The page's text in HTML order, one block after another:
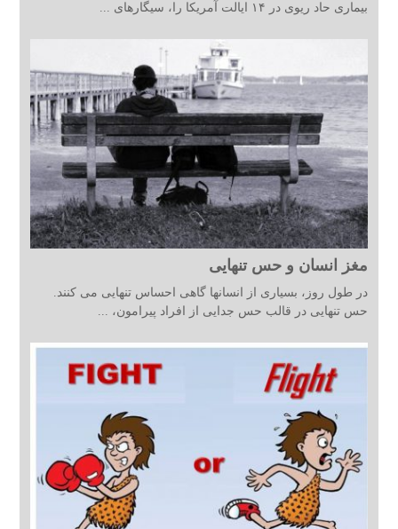
بیماری حاد ریوی در ۱۴ ایالت آمریکا را، سیگارهای ...
مغز انسان و حس تنهایی
در طول روز، بسیاری از انسانها گاهی احساس تنهایی می کنند.
حس تنهایی در قالب حس جدایی از افراد پیرامون، ...